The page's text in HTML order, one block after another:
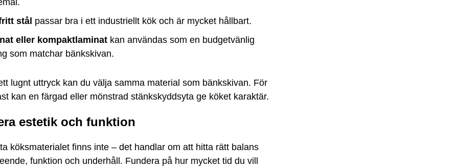
stål passar bra i ett industriellt kök och är mycket hållbart.
eller kompaktlaminat kan användas som en budgetvänlig
som matchar bänkskivan.
lugnt uttryck kan du välja samma material som bänkskivan. För
kan en färgad eller mönstrad stänkskyddsyta ge köket karaktär.
estetik och funktion
köksmaterialet finns inte – det handlar om att hitta rätt balans
funktion och underhåll. Fundera på hur mycket tid du vill